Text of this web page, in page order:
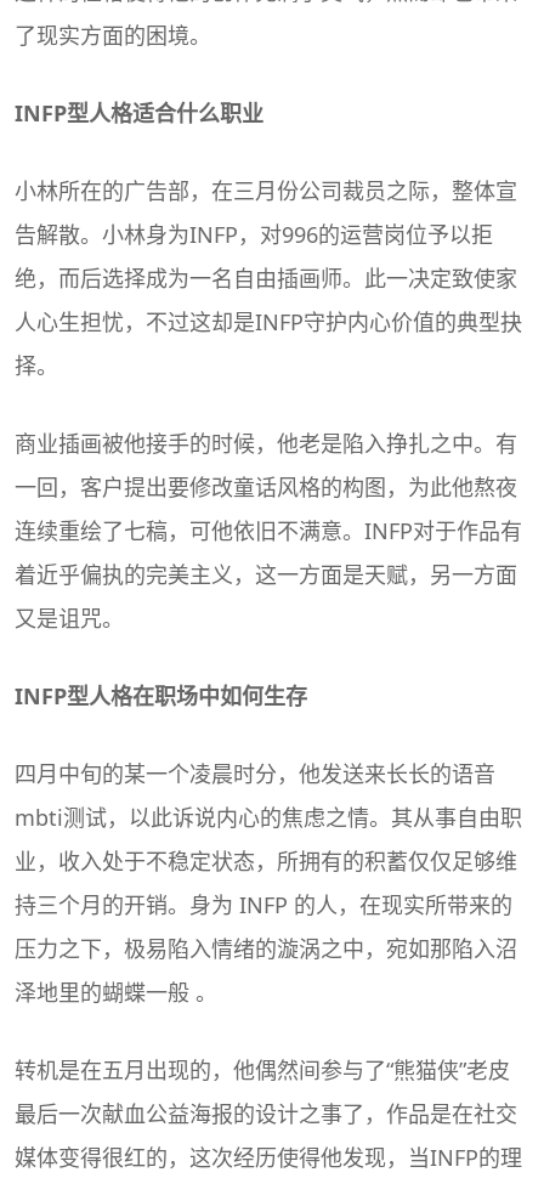
了现实方面的困境。
INFP型人格适合什么职业
小林所在的广告部，在三月份公司裁员之际，整体宣
告解散。小林身为INFP，对996的运营岗位予以拒
绝，而后选择成为一名自由插画师。此一决定致使家
人心生担忧，不过这却是INFP守护内心价值的典型抉
择。
商业插画被他接手的时候，他老是陷入挣扎之中。有
一回，客户提出要修改童话风格的构图，为此他熬夜
连续重绘了七稿，可他依旧不满意。INFP对于作品有
着近乎偏执的完美主义，这一方面是天赋，另一方面
又是诅咒。
INFP型人格在职场中如何生存
四月中旬的某一个凌晨时分，他发送来长长的语音
mbti测试，以此诉说内心的焦虑之情。其从事自由职
业，收入处于不稳定状态，所拥有的积蓄仅仅足够维
持三个月的开销。身为 INFP 的人，在现实所带来的
压力之下，极易陷入情绪的漩涡之中，宛如那陷入沼
泽地里的蝴蝶一般 。
转机是在五月出现的，他偶然间参与了“熊猫侠”老皮
最后一次献血公益海报的设计之事了，作品是在社交
媒体变得很红的，这次经历使得他发现，当INFP的理